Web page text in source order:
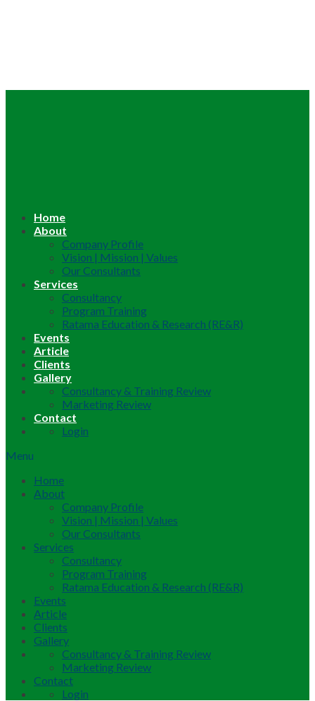
Home
About
Company Profile
Vision | Mission | Values
Our Consultants
Services
Consultancy
Program Training
Ratama Education & Research (RE&R)
Events
Article
Clients
Gallery
Consultancy & Training Review
Marketing Review
Contact
Login
Menu
Home
About
Company Profile
Vision | Mission | Values
Our Consultants
Services
Consultancy
Program Training
Ratama Education & Research (RE&R)
Events
Article
Clients
Gallery
Consultancy & Training Review
Marketing Review
Contact
Login